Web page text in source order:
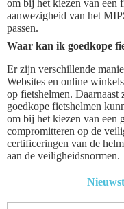
om bij het kiezen van een
aanwezigheid van het
passen.
Waar kan ik goedkope
Er zijn verschillende
Websites en online
op fietshelmen.
goedkope fietshelmen
om bij het kiezen van een
compromitteren op de
certificeringen van de
aan de veiligheidsnormen.